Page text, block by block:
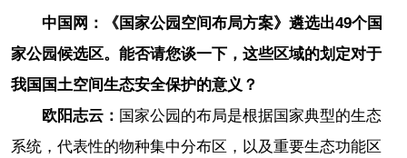
中国网：《国家公园空间布局方案》遴选出49个国
家公园候选区。能否请您谈一下，这些区域的划定对于
我国国土空间生态安全保护的意义？
欧阳志云： 国家公园的布局是根据国家典型的生态
系统，代表性的物种集中分布区，以及重要生态功能区